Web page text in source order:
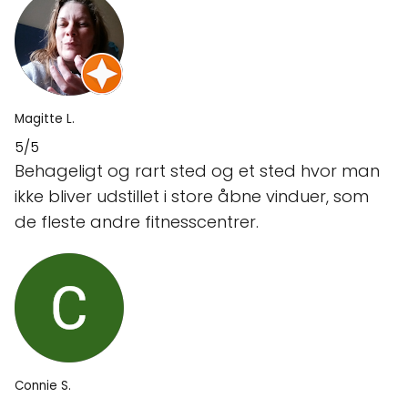
Magitte L.
5/5
Behageligt og rart sted og et sted hvor man
ikke bliver udstillet i store åbne vinduer, som
de fleste andre fitnesscentrer.
Connie S.